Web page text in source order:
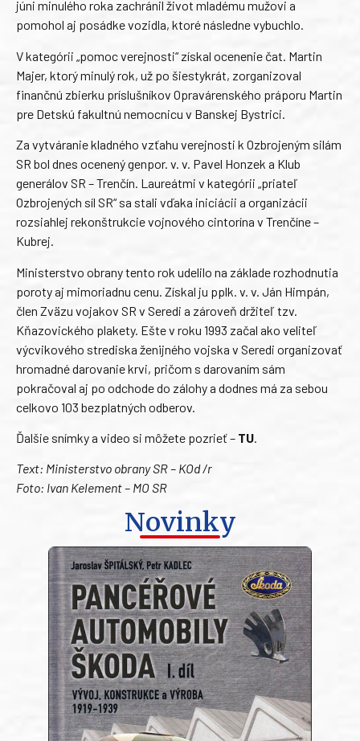
júni minulého roka zachránil život mladému mužovi a
pomohol aj posádke vozidla, ktoré následne vybuchlo.
V kategórii „pomoc verejnosti“ získal ocenenie čat. Martin
Majer, ktorý minulý rok, už po šiestykrát, zorganizoval
finančnú zbierku príslušníkov Opravárenského práporu Martin
pre Detskú fakultnú nemocnicu v Banskej Bystrici.
Za vytváranie kladného vzťahu verejnosti k Ozbrojeným silám
SR bol dnes ocenený genpor. v. v. Pavel Honzek a Klub
generálov SR – Trenčín. Laureátmi v kategórii „priateľ
Ozbrojených síl SR“ sa stali vďaka iniciácii a organizácii
rozsiahlej rekonštrukcie vojnového cintorína v Trenčíne –
Kubrej.
Ministerstvo obrany tento rok udelilo na základe rozhodnutia
poroty aj mimoriadnu cenu. Získal ju pplk. v. v. Ján Himpán,
člen Zväzu vojakov SR v Seredi a zároveň držiteľ tzv.
Kňazovického plakety. Ešte v roku 1993 začal ako veliteľ
výcvikového strediska ženijného vojska v Seredi organizovať
hromadné darovanie krvi, pričom s darovaním sám
pokračoval aj po odchode do zálohy a dodnes má za sebou
celkovo 103 bezplatných odberov.
Ďalšie snímky a video si môžete pozrieť – TU.
Text: Ministerstvo obrany SR – KOd /r
Foto: Ivan Kelement – MO SR
Novinky